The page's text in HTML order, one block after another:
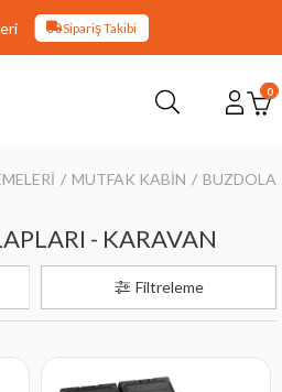
Sipariş Takibi
0
MUTFAK KABİN
- KARAVAN
Filtreleme